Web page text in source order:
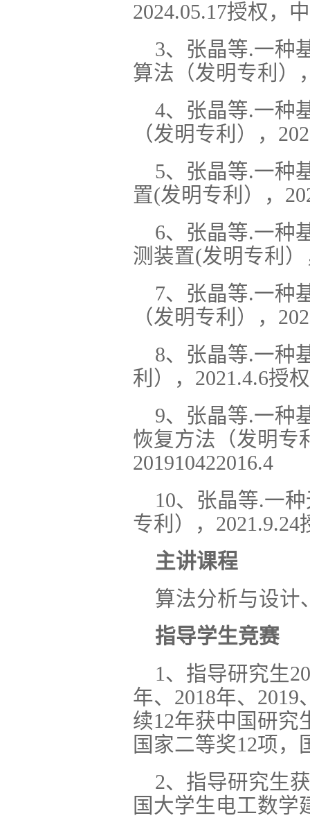
2024.05.17授权，
3、张晶等.一种
算法（发明专利）
4、张晶等.一种
（发明专利），
5、张晶等.一种
置(发明专利），
6、张晶等.一种
测装置(发明专利）
7、张晶等.一种
（发明专利），
8、张晶等.一种
利），2021.4.6授
9、张晶等.一种
恢复方法（发明专
201910422016.4
10、张晶等.一
专利），2021.9.24
主讲课程
算法分析与设计
指导学生竞赛
1、指导研究生
年、2018年、2019
续12年获中国研究
国家二等奖12项，
2、指导研究生
国大学生电工数学